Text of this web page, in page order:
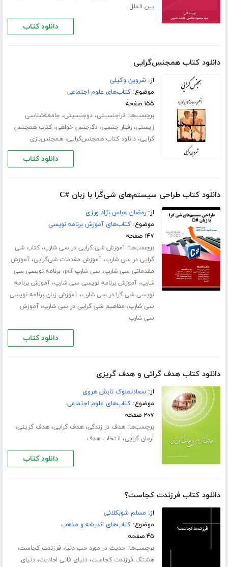
بین الملل
دانلود کتاب
دانلود کتاب همجنس‌گرایی
از:شروین وکیلی
موضوع:کتاب‌های علوم اجتماعی
۱۵۵ صفحه
برچسب‌ها: تراجنسیتی،دوجنسیتی، جامعه‌شناسی
زیستی،رفتار جنسی،دگرجنس خواهی،کتاب همجنس
گرایی،دانلود کتاب همجنس‌گرایی،همجنس‌بازی
دانلود کتاب
دانلود کتاب طراحی سیستم‌های شی‌گرا با زبان #C
از:رمضان عباس نژاد ورزی
موضوع:کتاب‌های آموزش برنامه نویسی
۱۴۷ صفحه
برچسب‌ها:آموزش شی گرایی در سی شارپ،کتاب شی
گرایی در سی شارپ،آموزش مقدمات شی‌گرایی،آموزش
مقدماتی سی شارپ، سی شارپ pdf ،برنامه نویسی سی
شارپ،آموزش برنامه ­نویسی سی شارپ،آموزش برنامه
نویسی شی گرا در سی شارپ،آموزش زبان برنامه ­نویسی
سی شارپ، مفاهیم شی گرایی در سی شارپ،آموزش
سی شارپ
دانلود کتاب
دانلود کتاب هدف گرائی و هدف گریزی
از:سعادتملوک تابش هروی
موضوع:کتاب‌های علوم اجتماعی
۲۰۷ صفحه
برچسب‌ها:هدف در زندگی،هدف گرایی،هدف گزینی،
آرمان گرایی، انتخاب هدف
دانلود کتاب
دانلود کتاب فرزندت کجاست؟
از: مسلم شوبکلائی
موضوع:کتاب‌های اندیشه و مذهب
۴۵ صفحه
برچسب‌ها:حدیث در مورد حب دنیا، فرزندت کجاست،
هشتگ فرزندت کجاست،دنیای فانی احادیث،دنیای